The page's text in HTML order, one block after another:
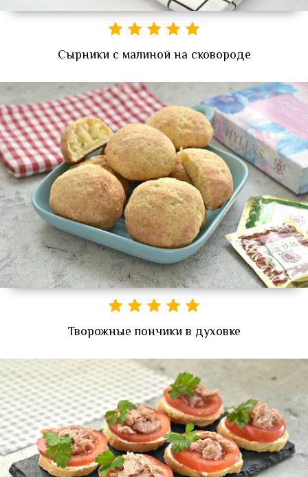
Сырники с малиной на сковороде
Творожные пончики в духовке